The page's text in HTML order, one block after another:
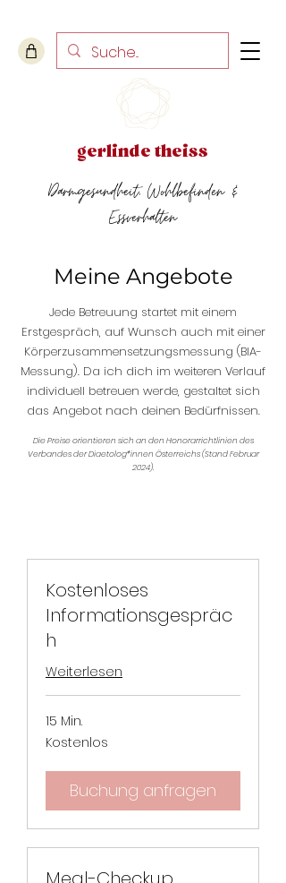
gerlinde theiss
Darmgesundheit, Wohlbefinden &
Essverhalten
Meine Angebote
Jede Betreuung startet mit einem
Erstgespräch, auf Wunsch auch mit einer
Körperzusammensetzungsmessung (BIA-
Messung). Da ich dich im weiteren Verlauf
individuell betreuen werde, gestaltet sich
das Angebot nach deinen Bedürfnissen.
Die Preise orientieren sich an den Honorarrichtlinien des
Verbandes der Diaetolog*innen Österreichs (Stand Februar
2024).
Kostenloses
Informationsgespräc
h
Weiterlesen
15 Min.
Kostenlos
Kostenlos
Buchung anfragen